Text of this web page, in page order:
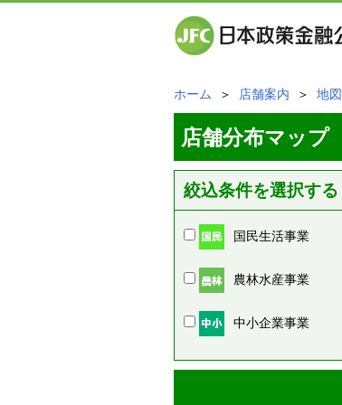
ホーム ＞ 店舗案内 ＞ 地
店舗分布マップ
絞込条件を選択する
国民生活事業
農林水産事業
中小企業事業